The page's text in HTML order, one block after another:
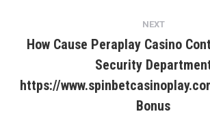
NEXT
Next
post:
How Cause Peraplay Casino
Security
https://
Bonus